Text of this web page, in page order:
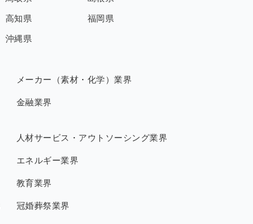
高知県 福岡県
沖縄県
メーカー（素材・化学）業界
金融業界
人材サービス・アウトソーシング業界
エネルギー業界
教育業界
冠婚葬祭業界